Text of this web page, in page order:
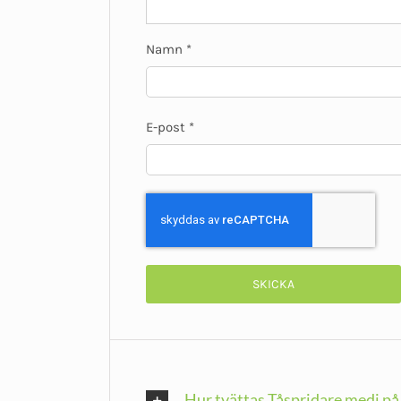
Namn *
E-post *